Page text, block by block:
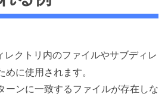
レクトリ内のファイルやサブディレ
に使用されます。
ーンに一致するファイルが存在しな